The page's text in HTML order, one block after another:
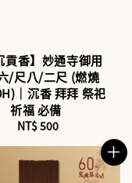
貢香】妙通寺御用
/尺八/二尺 (燃燒
｜沉香 拜拜 祭祀
祈福 必備
Regular
NT$ 500